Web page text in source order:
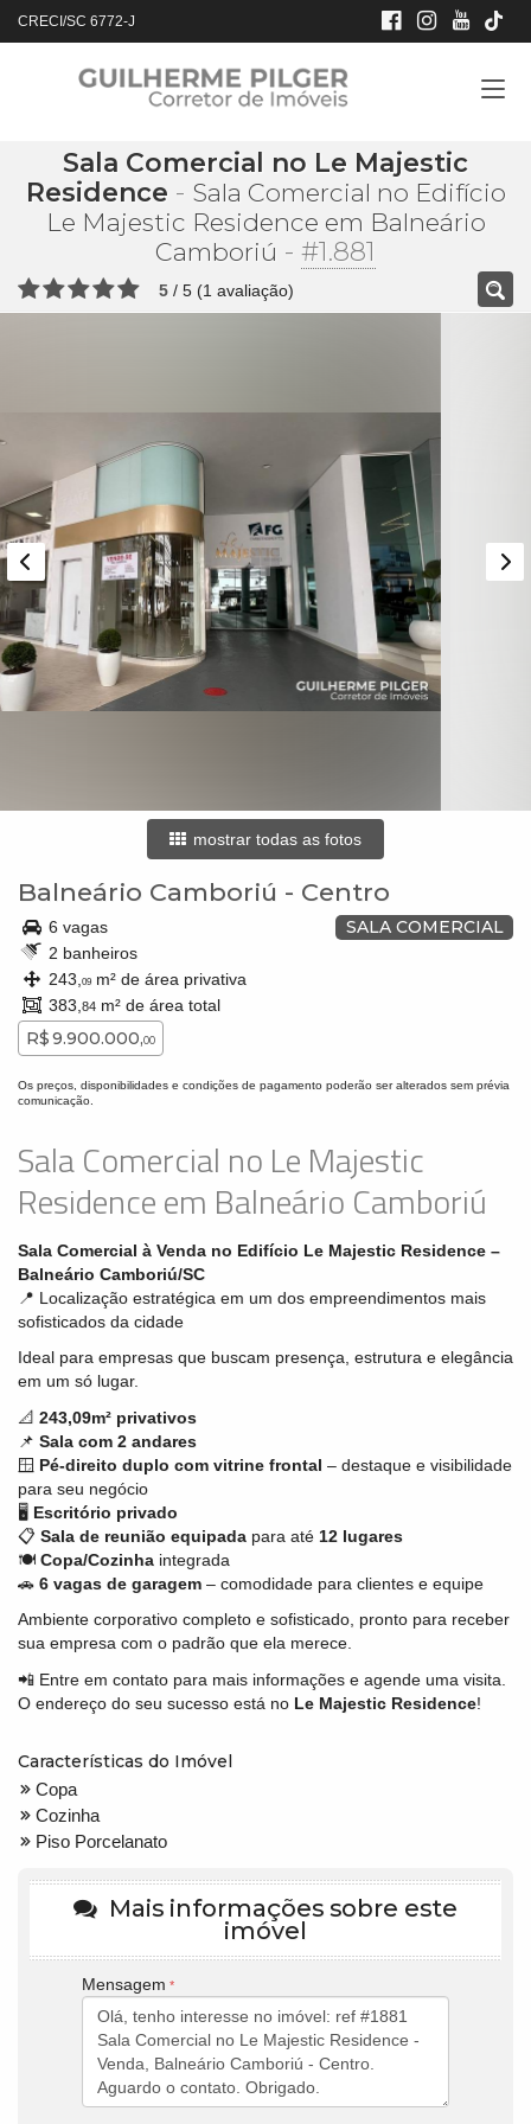
CRECI/SC 6772-J
Sala Comercial no Le Majestic
Residence - Sala Comercial no Edifício
Le Majestic Residence em Balneário
Camboriú - #1.881
5 / 5 (1 avaliação)
mostrar todas as fotos
Balneário Camboriú - Centro
SALA COMERCIAL
6 vagas
2 banheiros
243, 09 m² de área privativa
383, 84 m² de área total
R$ 9.900.000,00
Os preços, disponibilidades e condições de pagamento poderão ser alterados sem prévia
comunicação.
Sala Comercial no Le Majestic
Residence em Balneário Camboriú
Sala Comercial à Venda no Edifício Le Majestic Residence –
Balneário Camboriú/SC
📍 Localização estratégica em um dos empreendimentos mais
sofisticados da cidade
Ideal para empresas que buscam presença, estrutura e elegância
em um só lugar.
📐 243,09m² privativos
📌 Sala com 2 andares
🪟 Pé-direito duplo com vitrine frontal – destaque e visibilidade
para seu negócio
🖥️ Escritório privado
📋 Sala de reunião equipada para até 12 lugares
🍽️ Copa/Cozinha integrada
🚗 6 vagas de garagem – comodidade para clientes e equipe
Ambiente corporativo completo e sofisticado, pronto para receber
sua empresa com o padrão que ela merece.
📲 Entre em contato para mais informações e agende uma visita.
O endereço do seu sucesso está no Le Majestic Residence!
Características do Imóvel
Copa
Cozinha
Piso Porcelanato
Mais informações sobre este
imóvel
Mensagem